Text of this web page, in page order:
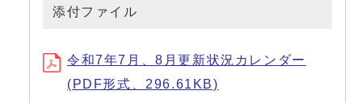
添付ファイル
令和7年7月、8月更新状況カレンダー
(PDF形式、296.61KB)